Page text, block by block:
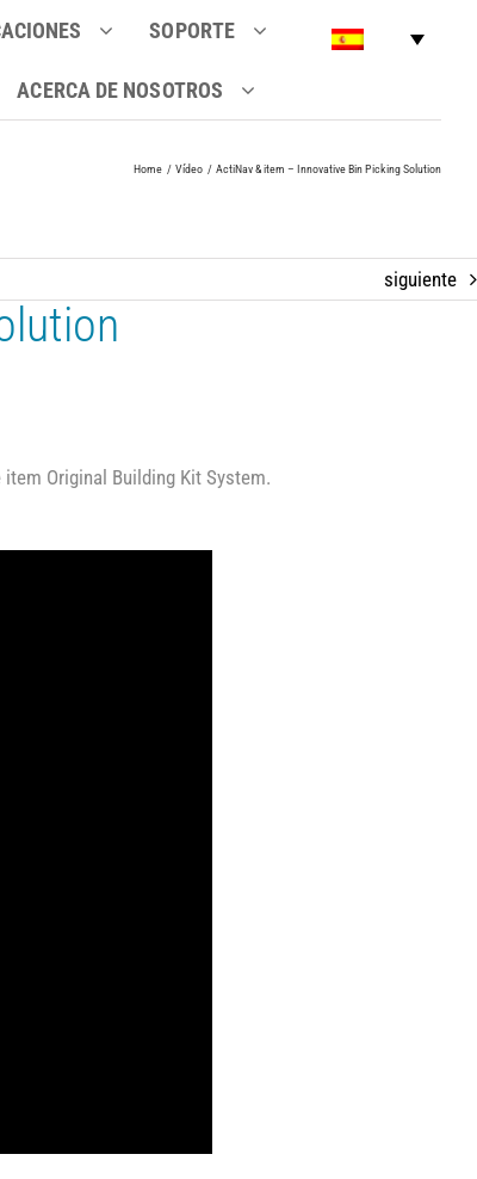
SOPORTE
ACERCA DE NOSOTROS
Home Vídeo ActiNav & item – Innovative Bin Picking Solution
siguiente
Original Building Kit System.